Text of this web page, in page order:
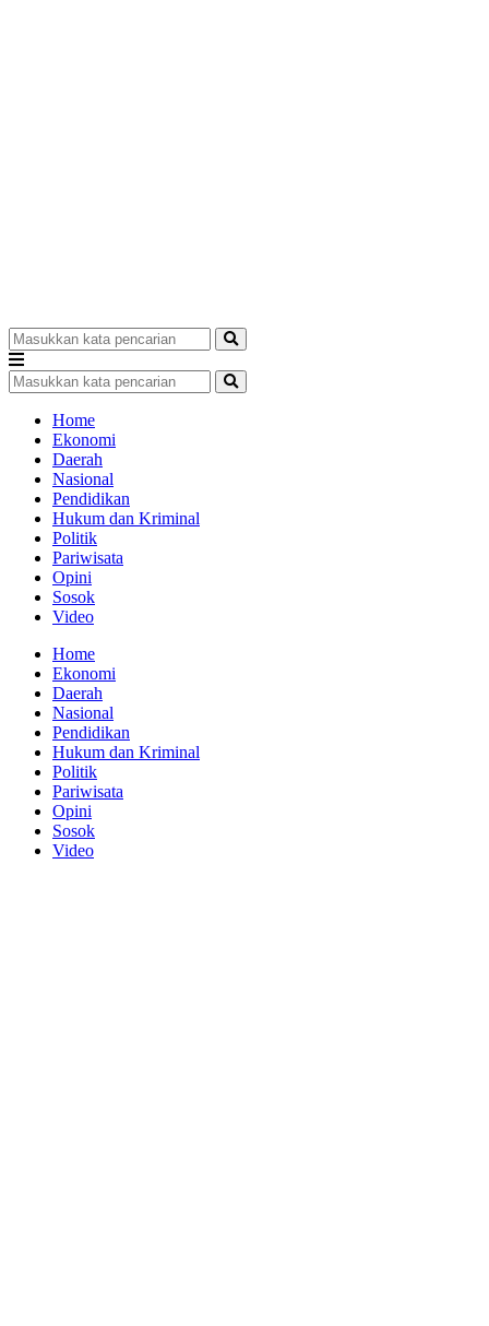
Home
Ekonomi
Daerah
Nasional
Pendidikan
Hukum dan Kriminal
Politik
Pariwisata
Opini
Sosok
Video
Home
Ekonomi
Daerah
Nasional
Pendidikan
Hukum dan Kriminal
Politik
Pariwisata
Opini
Sosok
Video